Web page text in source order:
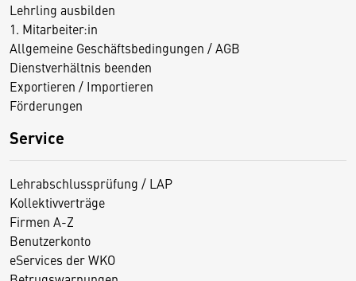
Lehrling ausbilden
1. Mitarbeiter:in
Allgemeine Geschäftsbedingungen / AGB
Dienstverhältnis beenden
Exportieren / Importieren
Förderungen
Service
Lehrabschlussprüfung / LAP
Kollektivverträge
Firmen A-Z
Benutzerkonto
eServices der WKO